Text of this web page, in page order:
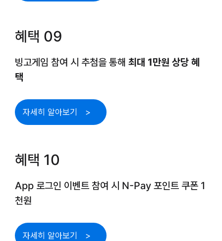
혜택 09
빙고게임 참여 시 추첨을 통해 최대 1만원 상당 혜
택
자세히 알아보기
혜택 10
App 로그인 이벤트 참여 시 N-Pay 포인트 쿠폰 1
천원
자세히 알아보기